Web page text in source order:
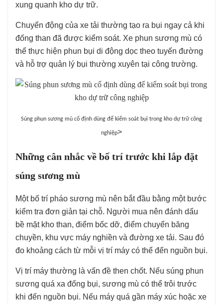
xung quanh kho dự trữ.
Chuyển động của xe tải thường tạo ra bụi ngay cả khi
đống than đã được kiểm soát. Xe phun sương mù có
thể thực hiện phun bụi di động dọc theo tuyến đường
và hỗ trợ quản lý bụi thường xuyên tại công trường.
Súng phun sương mù cố định dùng để kiểm soát bụi trong kho dự trữ công
nghiệp>
Những cân nhắc về bố trí trước khi lắp đặt
súng sương mù
Một bố trí pháo sương mù nên bắt đầu bằng một bước
kiểm tra đơn giản tại chỗ. Người mua nên đánh dấu
bề mặt kho than, điểm bốc dỡ, điểm chuyển băng
chuyền, khu vực máy nghiền và đường xe tải. Sau đó
đo khoảng cách từ mỗi vị trí máy có thể đến nguồn bụi.
Vị trí máy thường là vấn đề then chốt. Nếu súng phun
sương quá xa đống bụi, sương mù có thể trôi trước
khi đến nguồn bụi. Nếu máy quá gần máy xúc hoặc xe